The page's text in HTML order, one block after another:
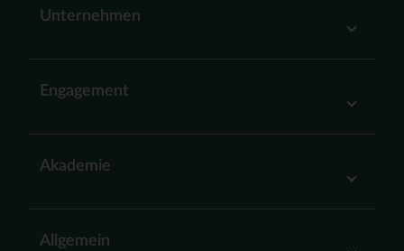
Unternehmen
Engagement
Akademie
Allgemein